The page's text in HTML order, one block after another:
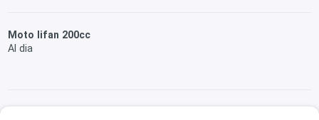
Moto lifan 200cc
Al dia